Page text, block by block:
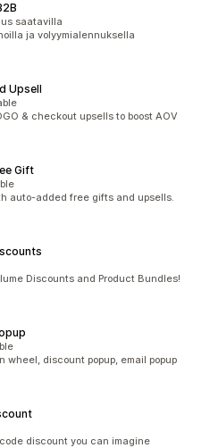
saatavilla
ja volyymialennuksella
Upsell
& checkout upsells to boost AOV
Gift
auto-added free gifts and upsells.
Discounts and Product Bundles!
wheel, discount popup, email popup
discount you can imagine